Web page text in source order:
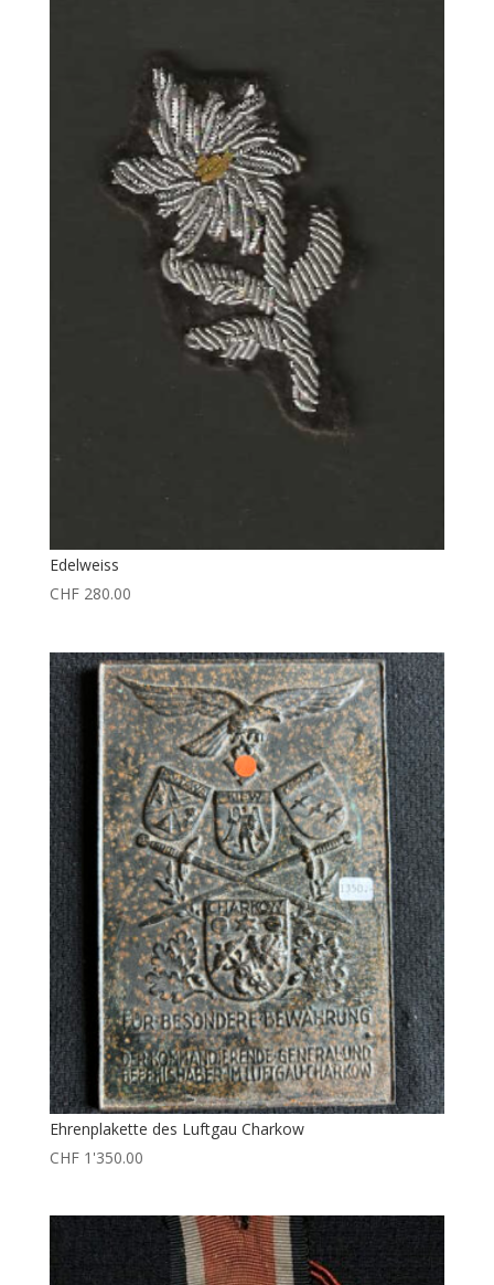
Edelweiss
CHF280.00
Ehrenplakette des Luftgau Charkow
CHF1'350.00